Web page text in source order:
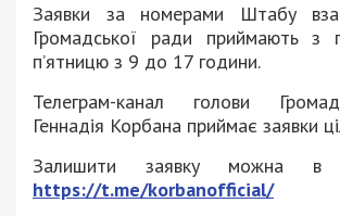
Заявки за номерами Штабу
Громадської ради приймають з
п’ятницю з 9 до 17 години.
Телеграм-канал голови
Геннадія Корбана приймає заявки
Залишити заявку можна в
https://t.me/korbanofficial/